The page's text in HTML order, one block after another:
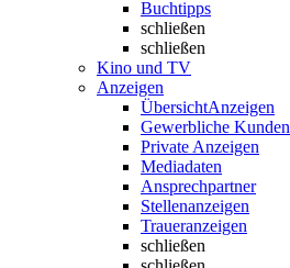
Buchtipps
schließen
schließen
Kino und TV
Anzeigen
ÜbersichtAnzeigen
Gewerbliche Kunden
Private Anzeigen
Mediadaten
Ansprechpartner
Stellenanzeigen
Traueranzeigen
schließen